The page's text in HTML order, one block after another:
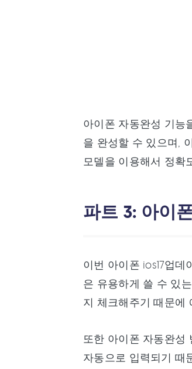
아이폰 자동완성 기능
을 완성할 수 있으며,
모델을 이용해서 정확
파트 3: 아이
이번 아이폰 ios17업
은 유용하게 쓸 수 있
지 체크해주기 때문에
또한 아이폰 자동완성
자동으로 입력되기 때